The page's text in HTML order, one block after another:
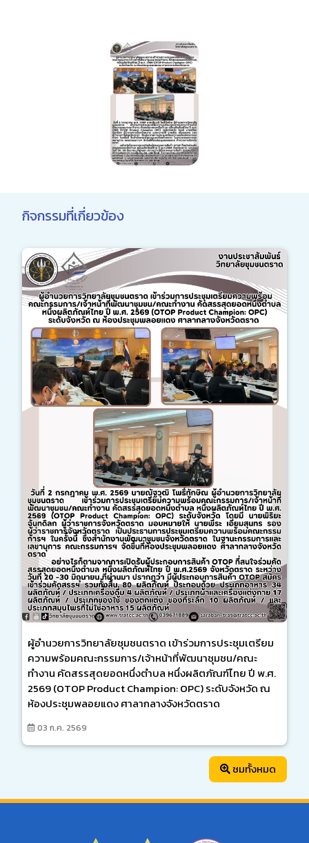
กิจกรรมที่เกี่ยวข้อง
ผู้อำนวยการวิทยาลัยชุมชนตราด เข้าร่วมการประชุมเตรียม
ความพร้อมคณะกรรมการ/เจ้าหน้าที่พัฒนาชุมชน/คณะ
ทำงาน คัดสรรสุดยอดหนึ่งตำบล หนึ่งผลิตภัณฑ์ไทย ปี พ.ศ.
2569 (OTOP Product Champion: OPC) ระดับจังหวัด ณ
ห้องประชุมพลอยแดง ศาลากลางจังหวัดตราด
03 ก.ค. 2569
ชมทั้งหมด